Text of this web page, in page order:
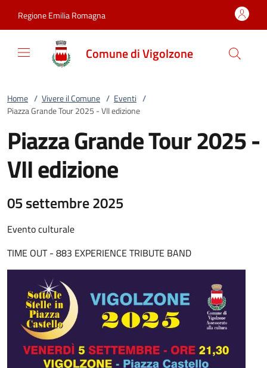
Regione Emilia Romagna
Comune di Vigolzone
Home / Vivere il Comune / Eventi /
Piazza Grande Tour 2025 - VII edizione
Piazza Grande Tour 2025 -
VII edizione
05 settembre 2025
Evento culturale
TIME OUT - 883 EXPERIENCE TRIBUTE BAND